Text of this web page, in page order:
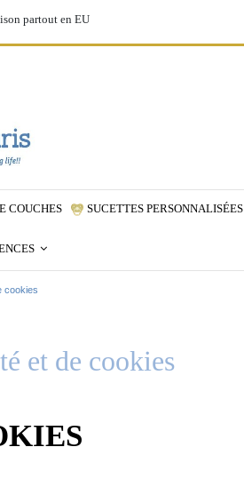
partout en EU
COUCHES SUCETTES PERSONNALISÉES
cookies
et de cookies